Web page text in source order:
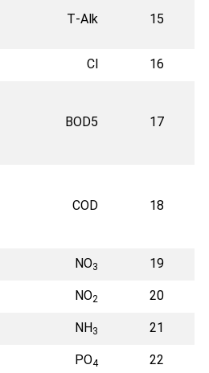
15
T-Alk
16
Cl
17
BOD5
18
COD
19
NO3
20
NO2
21
NH3
22
PO4